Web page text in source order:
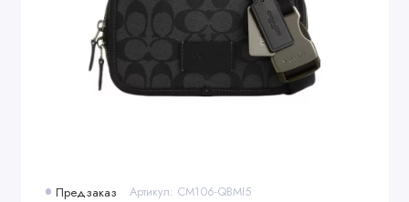
Предзаказ Артикул: CM106-QBMI5